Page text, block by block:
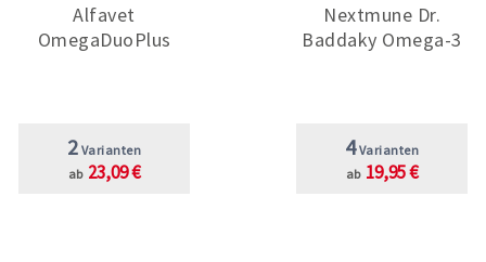
Alfavet
OmegaDuoPlus
2 Varianten
ab 23,09 €
Nextmune Dr.
Baddaky Omega-3
4Varianten
ab 19,95 €